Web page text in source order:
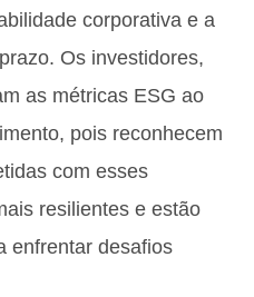
corporativa e a
Os investidores,
as métricas ESG ao
pois reconhecem
com esses
resilientes e estão
enfrentar desafios